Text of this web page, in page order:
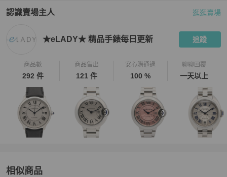
💎費用相關💎
・所有商品免國際運費。
・關稅相關問題，請買家參照財政部網站說明。
💎退貨政策💎
・eLADY提供所有商品簽收起14天內無條件退貨。退貨商品需與本店
・請買家務必錄影開箱以做記錄。
・如需退貨，請在收到商品14天以內透過聊聊聯絡，我們將協助您進
行退貨手續。
認識賣場主人
PopChill 拍拍圈嚴選賣家 ★eLADY★ 精品手錶每日更新介紹
逛逛賣場
★eLADY★ 精品手錶每日更新 追蹤
商品數
292 件
商品售出
121 件
安心購通過
100 %
聊聊回覆
一天以上
相似商品